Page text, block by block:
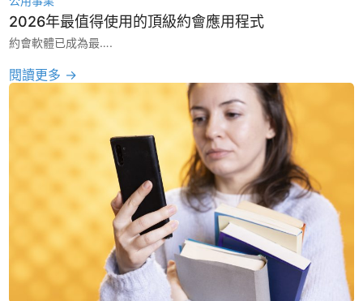
2026年最值得使用的頂級約會應用程式
約會軟體已成為最….
閱讀更多 →